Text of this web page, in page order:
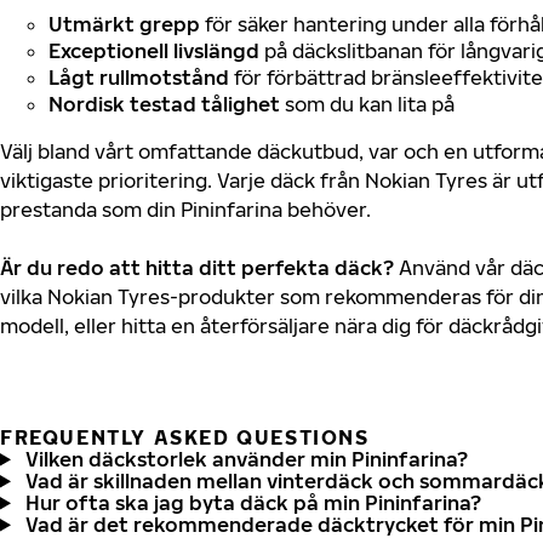
Utmärkt grepp för säker hantering under alla
Exceptionell livslängd på däckslitbanan för
Lågt rullmotstånd för förbättrad
Nordisk testad tålighet som du kan lita på
Välj bland vårt omfattande däckutbud, var och en
viktigaste prioritering. Varje däck från Nokian Tyres är
prestanda som din Pininfarina behöver.
Är du redo att hitta ditt perfekta däck? Använd vår
vilka Nokian Tyres-produkter som rekommenderas för
modell, eller hitta en återförsäljare nära dig för
FREQUENTLY ASKED QUESTIONS
Vilken däckstorlek använder min Pininfarina?
Vad är skillnaden mellan vinterdäck och
Hur ofta ska jag byta däck på min Pininfarina?
Vad är det rekommenderade däcktrycket för min